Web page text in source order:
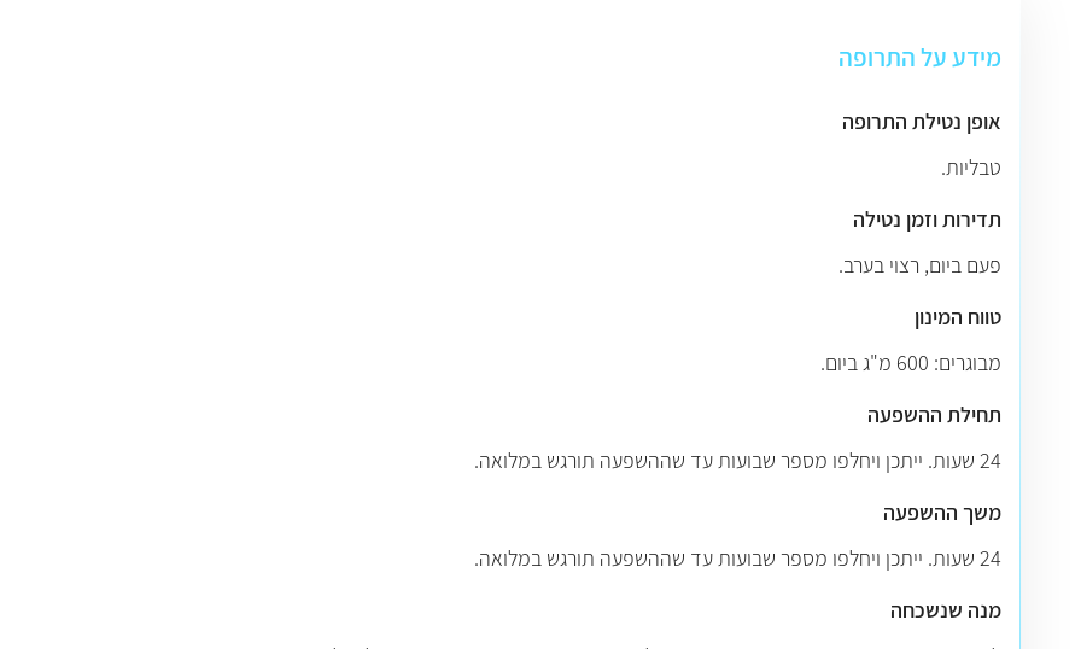
מידע על התרופה
אופן נטילת התרופה
טבליות.
תדירות וזמן נטילה
פעם ביום, רצוי בערב.
טווח המינון
מבוגרים: 600 מ"ג ביום.
תחילת ההשפעה
24 שעות. ייתכן ויחלפו מספר שבועות עד שההשפעה תורגש במלואה.
משך ההשפעה
24 שעות. ייתכן ויחלפו מספר שבועות עד שההשפעה תורגש במלואה.
מנה שנשכחה